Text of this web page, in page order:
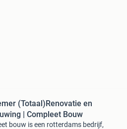
(Totaal)Renovatie en
| Compleet Bouw
bouw is een rotterdams bedrijf,